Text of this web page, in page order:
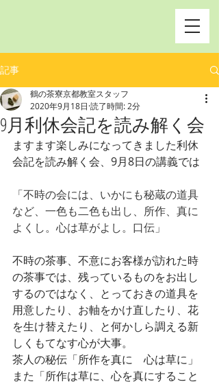
記事
9月利休会記を読み解く会
鶴の茶寮京都教室スタッフ
2020年9月18日 読了時間: 2分
ますます楽しみになってきました利休
会記を読み解く会、9月8日の講義では
「不時の会には、いかにも秘蔵の道具
など、一色も二色も出し、所作、真に
よくし。心は草がよし。口伝」
不時の茶事、不意にお客様が訪れた時
の茶事では、残っているものをお出し
するのではなく、とっておきの道具を
用意したり、お軸をかけ直したり、花
を生け替えたり、と何かしら調える新
しくもてなす心が大事。
茶人の秘伝「所作を真に　心は草に」
また「所作は草に、心を真にすること